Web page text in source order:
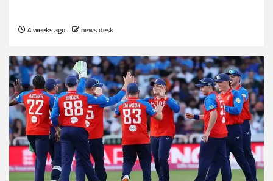
4 weeks ago news desk